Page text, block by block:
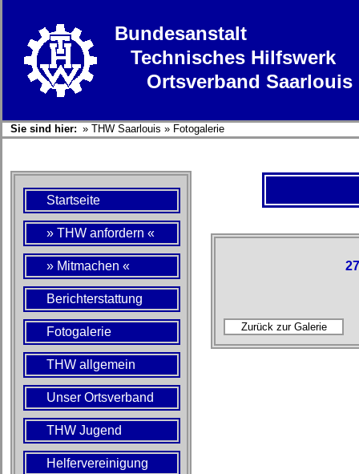
Bundesanstalt
Technisches Hilfswerk
Ortsverband Saarlouis
Sie sind hier: » THW Saarlouis » Fotogalerie
Startseite
» THW anfordern «
» Mitmachen «
Berichterstattung
Fotogalerie
THW allgemein
Unser Ortsverband
THW Jugend
Helfervereinigung